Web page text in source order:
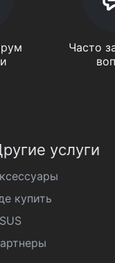
Часто
услуги
купить